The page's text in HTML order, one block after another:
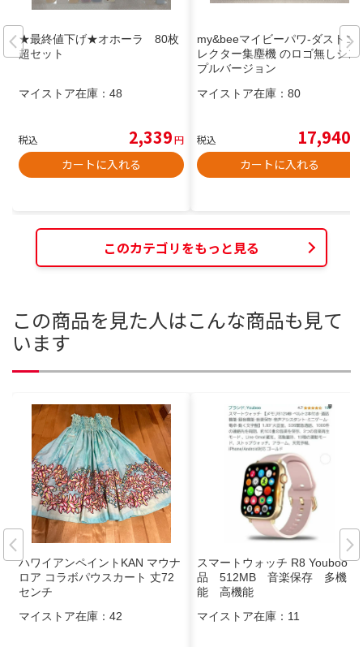
★最終値下げ★オホーラ 80枚
超セット
マイストア在庫： 48
税込 2,339円
カートに入れる
my&beeマイビーパワ-ダストコ
レクター集塵機 のロゴ無しシン
プルバージョン
マイストア在庫： 80
税込 17,940
カートに入れる
このカテゴリをもっと見る
この商品を見た人はこんな商品も見て
います
ハワイアンペイントKAN マウナ
ロア コラボパウスカート 丈72
センチ
マイストア在庫： 42
スマートウォッチ R8 Youboo 新
品 512MB 音楽保存 多機
能 高機能
マイストア在庫： 11